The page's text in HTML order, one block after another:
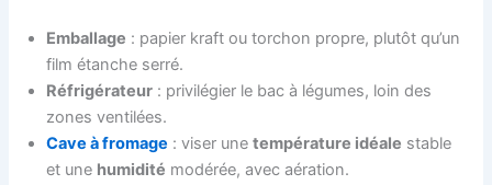
Emballage : papier kraft ou torchon propre, plutôt qu’un
film étanche serré.
Réfrigérateur : privilégier le bac à légumes, loin des
zones ventilées.
Cave à fromage : viser unetempérature idéale stable
et une humidité modérée, avec aération.